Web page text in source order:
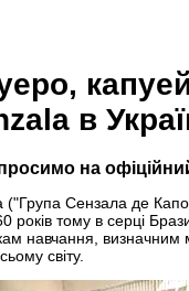
в
на
Сензала де
років тому в серці
навчання,
світу.